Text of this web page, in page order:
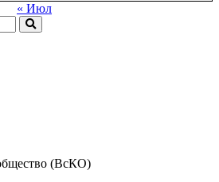
« Июл
(ВсКО)